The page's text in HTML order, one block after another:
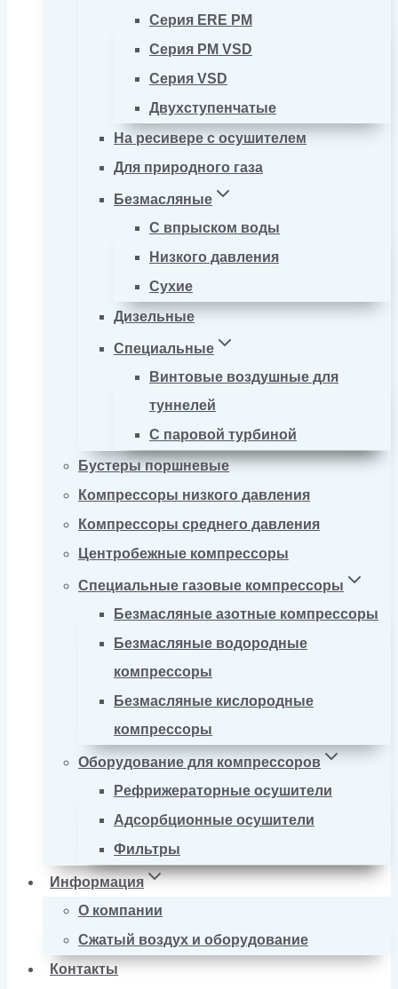
Серия ERE PM
Серия PM VSD
Серия VSD
Двухступенчатые
На ресивере с осушителем
Для природного газа
Безмасляные
С впрыском воды
Низкого давления
Сухие
Дизельные
Специальные
Винтовые воздушные для
туннелей
С паровой турбиной
Бустеры поршневые
Компрессоры низкого давления
Компрессоры среднего давления
Центробежные компрессоры
Специальные газовые компрессоры
Безмасляные азотные компрессоры
Безмасляные водородные
компрессоры
Безмасляные кислородные
компрессоры
Оборудование для компрессоров
Рефрижераторные осушители
Адсорбционные осушители
Фильтры
Информация
О компании
Сжатый воздух и оборудование
Контакты